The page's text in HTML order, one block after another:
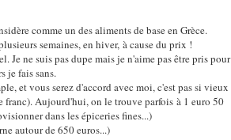
comme un des aliments de base en Grèce.
semaines, en hiver, à cause du prix !
Je ne suis pas dupe mais je n'aime pas être pris pour
je fais sans.
et vous serez d'accord avec moi, c'est pas si vieux
franc). Aujourd'hui, on le trouve parfois à 1 euro 50
dans les épiceries fines...)
autour de 650 euros...)